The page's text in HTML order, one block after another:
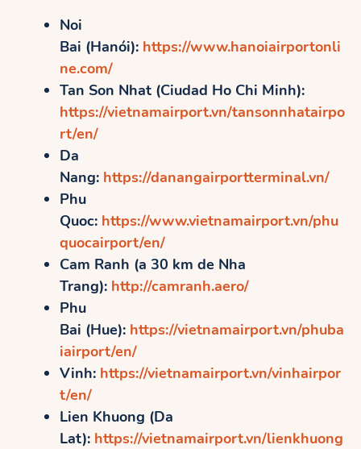
Noi
Bai (Hanói): https://www.hanoiairportonli
ne.com/
Tan Son Nhat (Ciudad Ho Chi Minh):
https://vietnamairport.vn/tansonnhatairpo
rt/en/
Da
Nang: https://danangairportterminal.vn/
Phu
Quoc: https://www.vietnamairport.vn/phu
quocairport/en/
Cam Ranh (a 30 km de Nha
Trang): http://camranh.aero/
Phu
Bai (Hue): https://vietnamairport.vn/phuba
iairport/en/
Vinh: https://vietnamairport.vn/vinhairpor
t/en/
Lien Khuong (Da
Lat): https://vietnamairport.vn/lienkhuong